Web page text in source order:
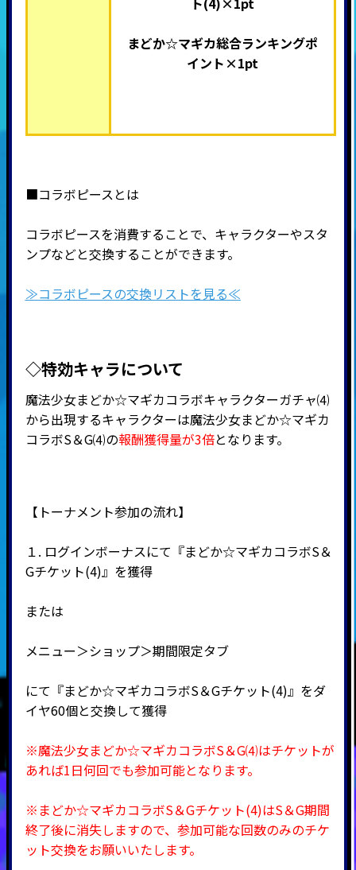
まどか☆マギカ総合ランキングポ
イント×1pt
■コラボピースとは
コラボピースを消費することで、キャラクターやスタ
ンプなどと交換することができます。
≫コラボピースの交換リストを見る≪
◇特効キャラについて
魔法少女まどか☆マギカコラボキャラクターガチャ⑷
から出現するキャラクターは魔法少女まどか☆マギカ
コラボS＆G⑷の報酬獲得量が3倍となります。
【トーナメント参加の流れ】
１. ログインボーナスにて『まどか☆マギカコラボS＆
Gチケット(4)』を獲得
または
メニュー＞ショップ＞期間限定タブ
にて『まどか☆マギカコラボS＆Gチケット(4)』をダ
イヤ60個と交換して獲得
※魔法少女まどか☆マギカコラボS＆G⑷はチケットが
あれば1日何回でも参加可能となります。
※まどか☆マギカコラボS＆Gチケット(4)はS＆G期間
終了後に消失しますので、参加可能な回数のみのチケ
ット交換をお願いいたします。